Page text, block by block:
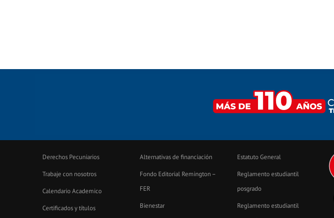
Derechos Pecuniarios
Trabaje con nosotros
Calendario Academico
Certificados y títulos
Alternativas de financiación
Fondo Editorial Remington –
FER
Bienestar
Estatuto General
Reglamento estudiantil
posgrado
Reglamento estudiantil